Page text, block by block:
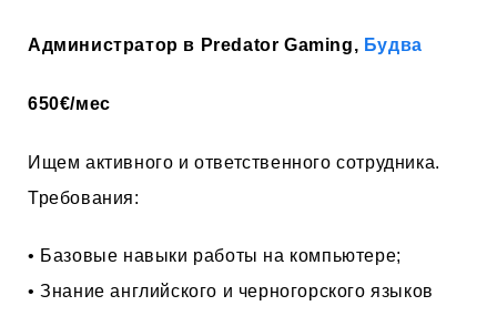
Администратор в Predator Gaming, Будва
650€/мес
Ищем активного и ответственного сотрудника.
Требования:
• Базовые навыки работы на компьютере;
• Знание английского и черногорского языков